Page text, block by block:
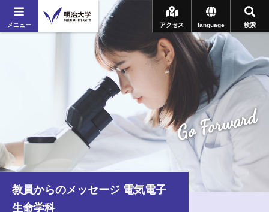
メニュー 検索
language
アクセス
Go Forward
教員からのメッセージ 電気電子
生命学科